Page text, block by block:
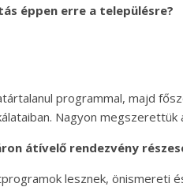
éppen erre a településre?
programmal, majd
Nagyon megszerettük
átívelő rendezvény
lesznek, önismereti